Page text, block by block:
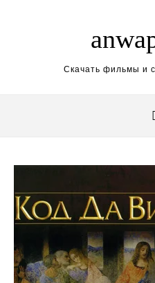
Скачать фильмы и